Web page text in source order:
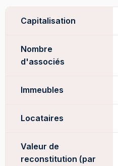
Capitalisation
Nombre
d'associés
Immeubles
Locataires
Valeur de
reconstitution (par